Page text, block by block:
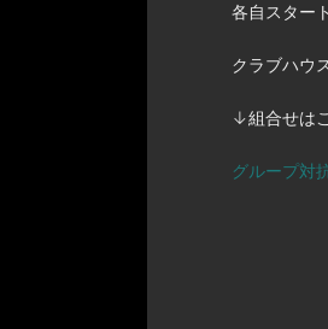
各自スター
クラブハウ
↓組合せは
グループ対